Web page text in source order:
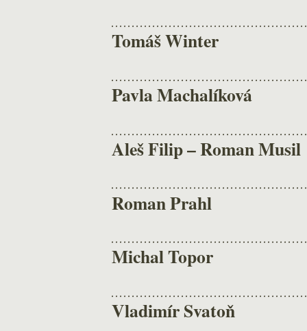
Tomáš Winter
Pavla Machalíková
Aleš Filip – Roman Musil
Roman Prahl
Michal Topor
Vladimír Svatoň